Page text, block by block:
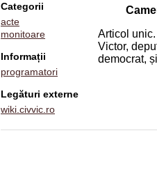
Categorii
acte
monitoare
Informații
programatori
Legături externe
wiki.civvic.ro
Articol
Victor,
democrat,